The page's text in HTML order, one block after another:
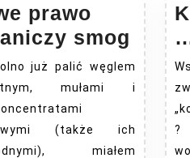
prawo
smog Nowe
prawo
smog
już palić węglem
mułami i
(także ich
miałem
?